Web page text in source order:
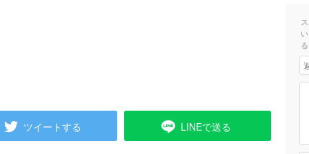
ツイートする LINEで送る